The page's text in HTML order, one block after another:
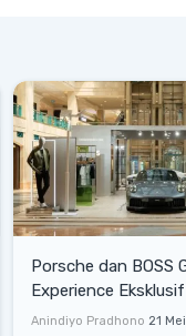
Porsche dan BOSS
Experience
Senayan, Hadirkan
Anindiyo Pradhono 21